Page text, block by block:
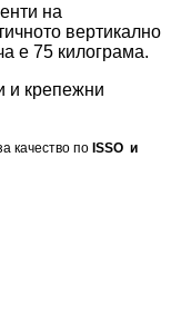
на
вертикално
е 75 килограма.
и крепежни
качество по ISSO и